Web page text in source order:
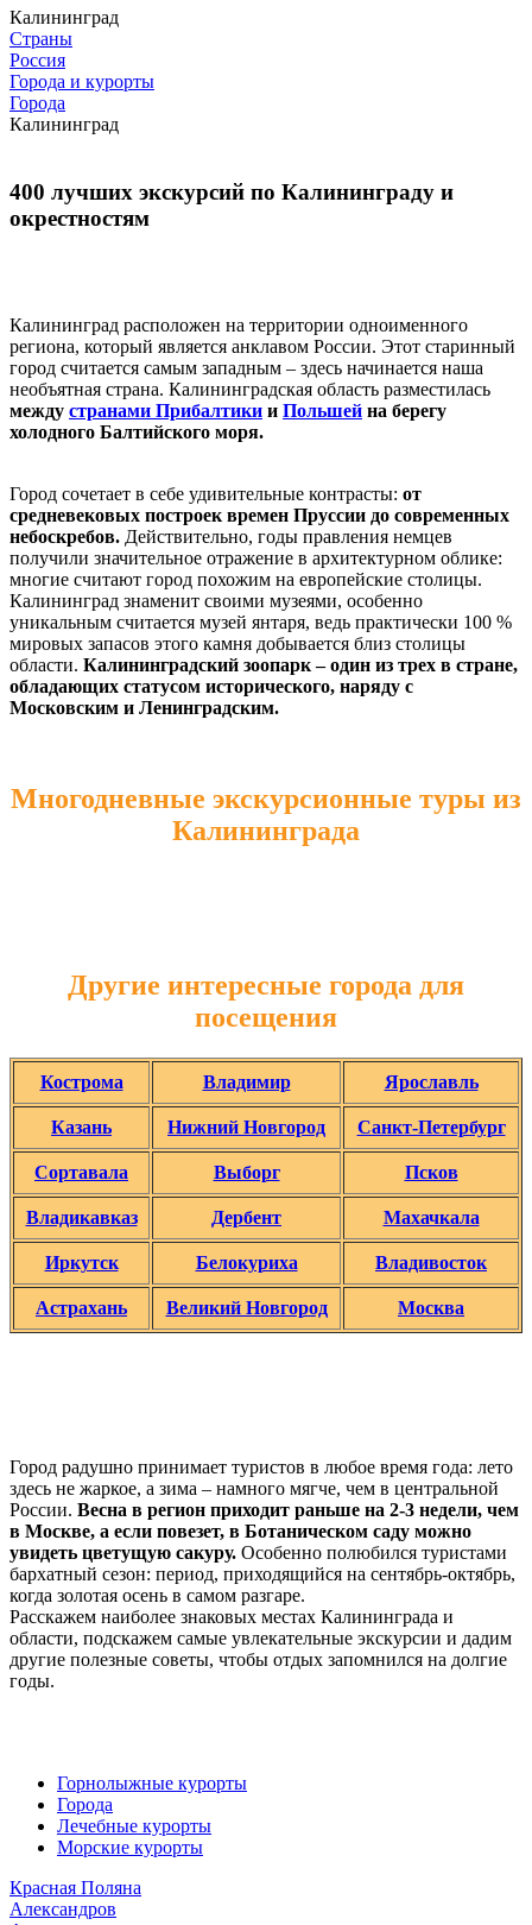
Калининград
Страны
Россия
Города и курорты
Города
Калининград
400 лучших экскурсий по Калининграду и
окрестностям
Калининград расположен на территории одноименного
региона, который является анклавом России. Этот старинный
город считается самым западным – здесь начинается наша
необъятная страна. Калининградская область разместилась
между странами Прибалтики и Польшей на берегу
холодного Балтийского моря.
Город сочетает в себе удивительные контрасты: от
средневековых построек времен Пруссии до современных
небоскребов. Действительно, годы правления немцев
получили значительное отражение в архитектурном облике:
многие считают город похожим на европейские столицы.
Калининград знаменит своими музеями, особенно
уникальным считается музей янтаря, ведь практически 100 %
мировых запасов этого камня добывается близ столицы
области. Калининградский зоопарк – один из трех в стране,
обладающих статусом исторического, наряду с
Московским и Ленинградским.
Многодневные экскурсионные туры из
Калининграда
Другие интересные города для
посещения
Кострома Владимир Ярославль
Казань Нижний Новгород Санкт-Петербург
Сортавала Выборг Псков
Владикавказ Дербент Махачкала
Иркутск Белокуриха Владивосток
Астрахань Великий Новгород Москва
Город радушно принимает туристов в любое время года: лето
здесь не жаркое, а зима – намного мягче, чем в центральной
России. Весна в регион приходит раньше на 2-3 недели, чем
в Москве, а если повезет, в Ботаническом саду можно
увидеть цветущую сакуру. Особенно полюбился туристами
бархатный сезон: период, приходящийся на сентябрь-октябрь,
когда золотая осень в самом разгаре.
Расскажем наиболее знаковых местах Калининграда и
области, подскажем самые увлекательные экскурсии и дадим
другие полезные советы, чтобы отдых запомнился на долгие
годы.
Горнолыжные курорты
Города
Лечебные курорты
Морские курорты
Красная Поляна
Александров